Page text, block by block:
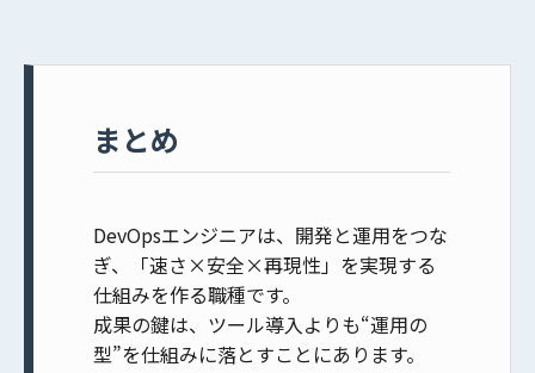
まとめ
DevOpsエンジニアは、開発と運用をつな
ぎ、
「速さ×安全×再現性」 を実現する
仕組みを作る職種です。
成果の鍵は、ツール導入よりも“運用の
型”を仕組みに落とすことにあります。